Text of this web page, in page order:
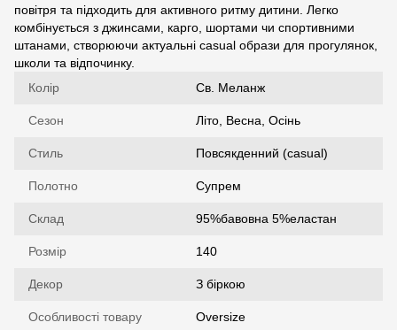
повітря та підходить для активного ритму дитини. Легко
комбінується з джинсами, карго, шортами чи спортивними
штанами, створюючи актуальні casual образи для прогулянок,
школи та відпочинку.
Колір
Св. Меланж
Сезон Літо, Весна, Осінь
Стиль Повсякденний (casual)
Полотно Супрем
Склад 95%бавовна 5%еластан
Розмір 140
Декор З біркою
Особливості товару Oversize